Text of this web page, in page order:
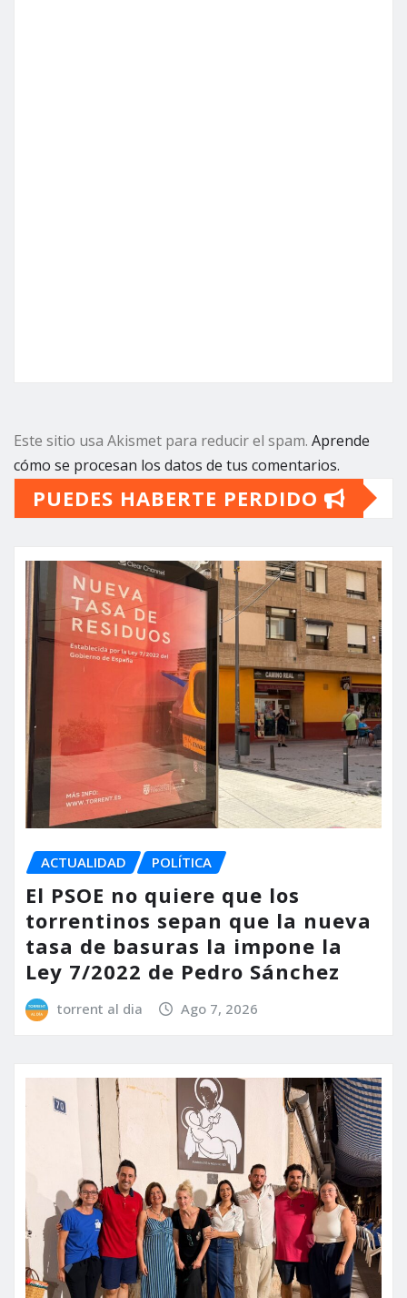
Este sitio usa Akismet para reducir el spam. Aprende
cómo se procesan los datos de tus comentarios.
PUEDES HABERTE PERDIDO
ACTUALIDAD POLÍTICA
El PSOE no quiere que los
torrentinos sepan que la nueva
tasa de basuras la impone la
Ley 7/2022 de Pedro Sánchez
torrent al dia Ago 7, 2026